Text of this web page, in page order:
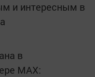
и интересным в
в
MАХ: